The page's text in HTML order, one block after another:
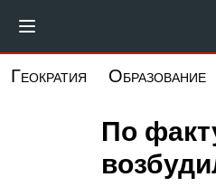
основному
Геократия Образование
По